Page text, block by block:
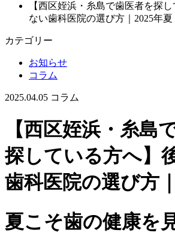
【西区姪浜・糸島で歯医者を探
ない歯科医院の選び方｜2025年夏
カテゴリー
お知らせ
コラム
2025.04.05 コラム
【西区姪浜・糸島
探している方へ】
歯科医院の選び方
夏こそ歯の健康を